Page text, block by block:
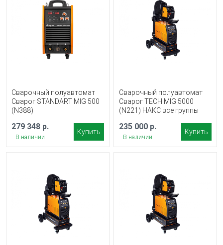
Сварочный полуавтомат
Сварог STANDART MIG 500
(N388)
279 348 р.
В наличии
Купить
Сварочный полуавтомат
Сварог TECH MIG 5000
(N221) НАКС все группы
235 000 р.
В наличии
Купить